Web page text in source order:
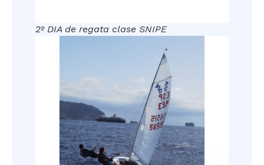
2º DIA de regata clase SNIPE